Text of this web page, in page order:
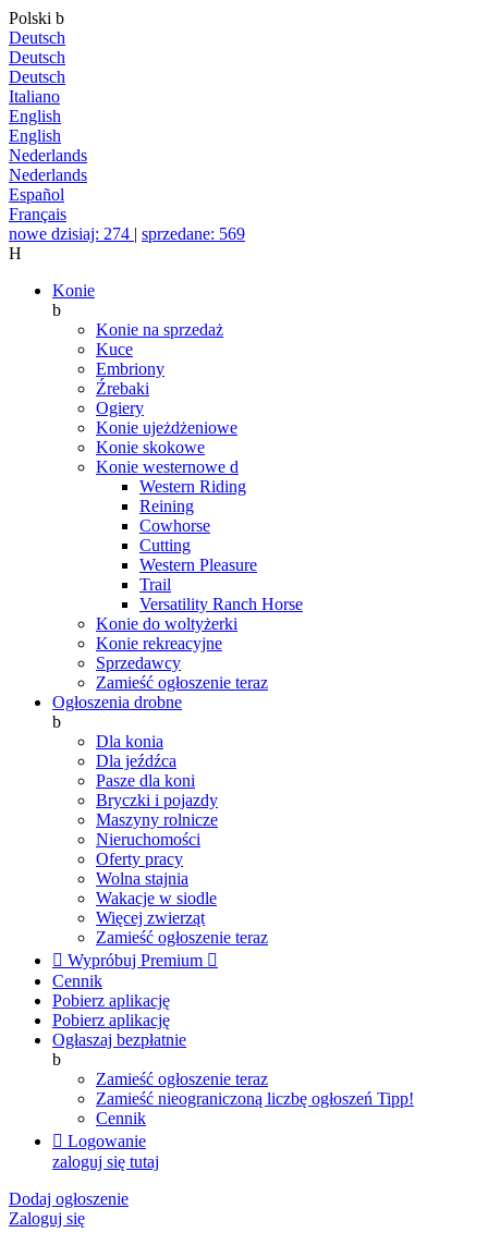
Polski b
Deutsch
Deutsch
Deutsch
Italiano
English
English
Nederlands
Nederlands
Español
Français
nowe dzisiaj: 274 | sprzedane: 569
H
Konie
b
Konie na sprzedaż
Kuce
Embriony
Źrebaki
Ogiery
Konie ujeżdżeniowe
Konie skokowe
Konie westernowe d
Western Riding
Reining
Cowhorse
Cutting
Western Pleasure
Trail
Versatility Ranch Horse
Konie do woltyżerki
Konie rekreacyjne
Sprzedawcy
Zamieść ogłoszenie teraz
Ogłoszenia drobne
b
Dla konia
Dla jeźdźca
Pasze dla koni
Bryczki i pojazdy
Maszyny rolnicze
Nieruchomości
Oferty pracy
Wolna stajnia
Wakacje w siodle
Więcej zwierząt
Zamieść ogłoszenie teraz
 Wypróbuj Premium 
Cennik
Pobierz aplikację
Pobierz aplikację
Ogłaszaj bezpłatnie
b
Zamieść ogłoszenie teraz
Zamieść nieograniczoną liczbę ogłoszeń Tipp!
Cennik
 Logowanie
zaloguj się tutaj
Dodaj ogłoszenie
Zaloguj się